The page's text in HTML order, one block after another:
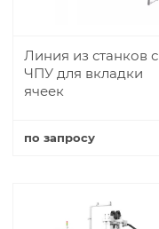
Линия из станков с
ЧПУ для вкладки
ячеек
по запросу